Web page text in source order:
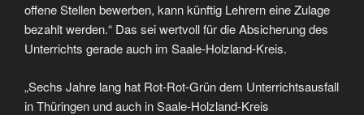
offene Stellen bewerben, kann künftig Lehrern eine Zulage
bezahlt werden.“ Das sei wertvoll für die Absicherung des
Unterrichts gerade auch im Saale-Holzland-Kreis.
„Sechs Jahre lang hat Rot-Rot-Grün dem Unterrichtsausfall
in Thüringen und auch in Saale-Holzland-Kreis